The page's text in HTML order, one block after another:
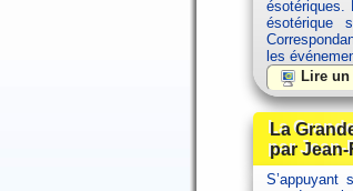
ésotériques.
ésotérique
les
Lire
La
par
S’appuyant